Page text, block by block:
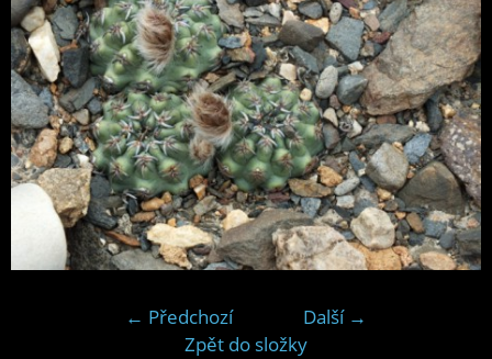
← Předchozí
Další →
Zpět do složky